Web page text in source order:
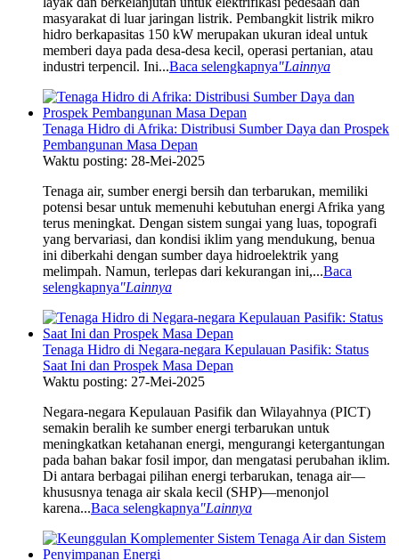
masyarakat di luar jaringan listrik. Pembangkit listrik mikro
hidro berkapasitas 150 kW merupakan ukuran ideal untuk
memberi daya pada desa-desa kecil, operasi pertanian, atau
industri terpencil. Ini...Baca selengkapnya"Lainnya
Tenaga Hidro di Afrika: Distribusi Sumber Daya dan Prospek
Pembangunan Masa Depan
Waktu posting: 28-Mei-2025
Tenaga air, sumber energi bersih dan terbarukan, memiliki
potensi besar untuk memenuhi kebutuhan energi Afrika yang
terus meningkat. Dengan sistem sungai yang luas, topografi
yang bervariasi, dan kondisi iklim yang mendukung, benua
ini diberkahi dengan sumber daya hidroelektrik yang
melimpah. Namun, terlepas dari kekurangan ini,...Baca
selengkapnya"Lainnya
Tenaga Hidro di Negara-negara Kepulauan Pasifik: Status
Saat Ini dan Prospek Masa Depan
Waktu posting: 27-Mei-2025
Negara-negara Kepulauan Pasifik dan Wilayahnya (PICT)
semakin beralih ke sumber energi terbarukan untuk
meningkatkan ketahanan energi, mengurangi ketergantungan
pada bahan bakar fosil impor, dan mengatasi perubahan iklim.
Di antara berbagai pilihan energi terbarukan, tenaga air—
khususnya tenaga air skala kecil (SHP)—menonjol
karena...Baca selengkapnya"Lainnya